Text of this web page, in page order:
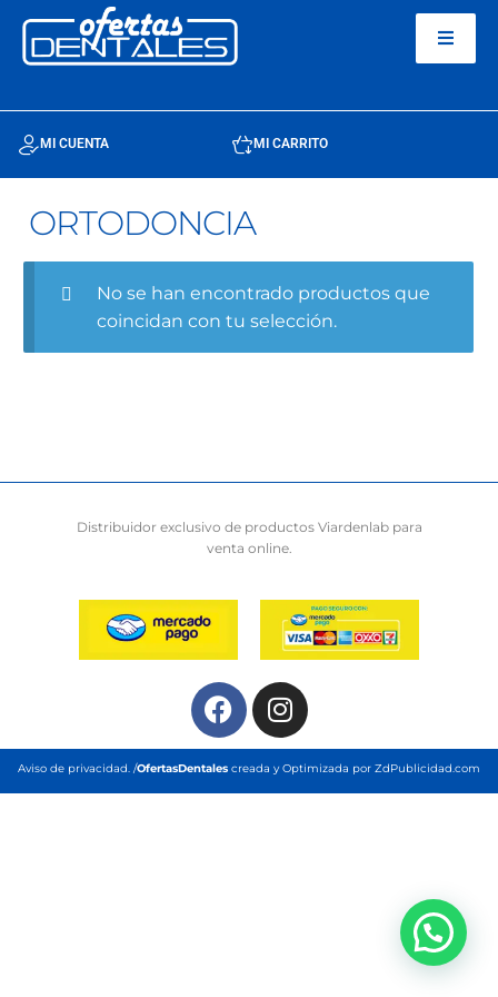
MI CUENTA MI CARRITO
ORTODONCIA
No se han encontrado productos que
coincidan con tu selección.
Distribuidor exclusivo de productos Viardenlab para
venta online.
Aviso de privacidad. /OfertasDentales creada y Optimizada por ZdPublicidad.com